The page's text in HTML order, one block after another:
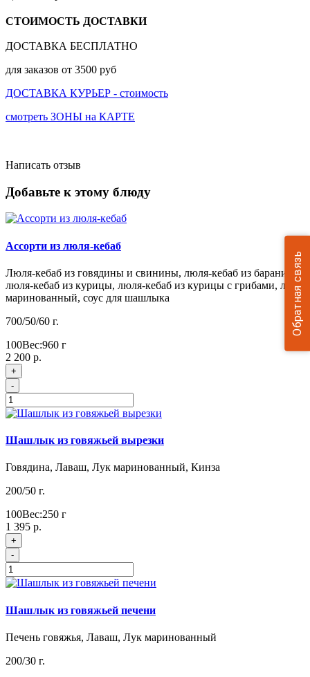
СТОИМОСТЬ ДОСТАВКИ
ДОСТАВКА БЕСПЛАТНО
для заказов от 3500 руб
ДОСТАВКА КУРЬЕР - стоимость
смотреть ЗОНЫ на КАРТЕ
Написать отзыв
Добавьте к этому блюду
Ассорти из люля-кебаб
Люля-кебаб из говядины и свинины, люля-кебаб из баранины,
люля-кебаб из курицы, люля-кебаб из курицы с грибами, лук
маринованный, соус для шашлыка
700/50/60 г.
100Вес:960 г
2 200 р.
+
-
Шашлык из говяжьей вырезки
Говядина, Лаваш, Лук маринованный, Кинза
200/50 г.
100Вес:250 г
1 395 р.
+
-
Шашлык из говяжьей печени
Печень говяжья, Лаваш, Лук маринованный
200/30 г.
Обратная связь